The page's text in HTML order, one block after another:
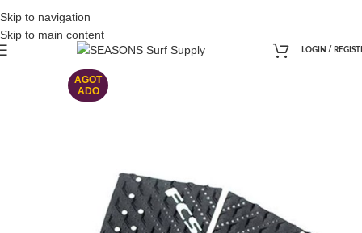
Skip to navigation
Skip to main content
LOGIN /
AGOT
ADO